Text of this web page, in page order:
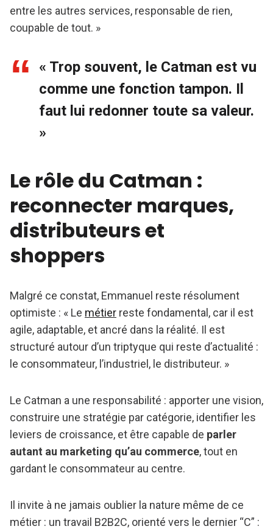
entre les autres services, responsable de rien,
coupable de tout. »
« Trop souvent, le Catman est vu
comme une fonction tampon. Il
faut lui redonner toute sa valeur.
»
Le rôle du Catman :
reconnecter marques,
distributeurs et
shoppers
Malgré ce constat, Emmanuel reste résolument
optimiste : « Le métier reste fondamental, car il est
agile, adaptable, et ancré dans la réalité. Il est
structuré autour d’un triptyque qui reste d’actualité :
le consommateur, l’industriel, le distributeur. »
Le Catman a une responsabilité : apporter une vision,
construire une stratégie par catégorie, identifier les
leviers de croissance, et être capable de parler
autant au marketing qu’au commerce, tout en
gardant le consommateur au centre.
Il invite à ne jamais oublier la nature même de ce
métier : un travail B2B2C, orienté vers le dernier “C” :